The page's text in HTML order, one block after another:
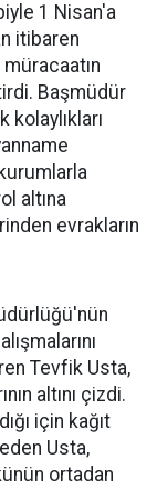
1 Nisan'a
itibaren
Başmüdür
altına
evrakların
Tevfik Usta,
altını çizdi.
için kağıt
Usta,
ortadan